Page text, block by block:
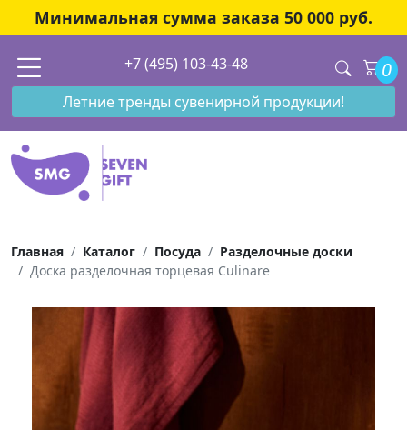
Минимальная сумма заказа 50 000 руб.
+7 (495) 103-43-48 0
Летние тренды сувенирной продукции!
Главная Каталог Посуда
Разделочные доски
Доска разделочная торцевая Culinare